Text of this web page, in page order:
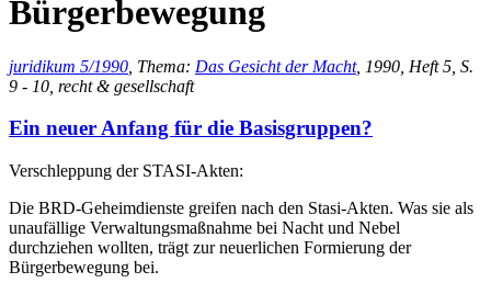
Bürgerbewegung
juridikum 5/1990 , Thema: Das Gesicht der Macht, 1990, Heft 5, S.
9 - 10, recht & gesellschaft
Ein neuer Anfang für die Basisgruppen?
Verschleppung der STASI-Akten:
Die BRD-Geheimdienste greifen nach den Stasi-Akten. Was sie als
unaufällige Verwaltungsmaßnahme bei Nacht und Nebel
durchziehen wollten, trägt zur neuerlichen Formierung der
Bürgerbewegung bei.